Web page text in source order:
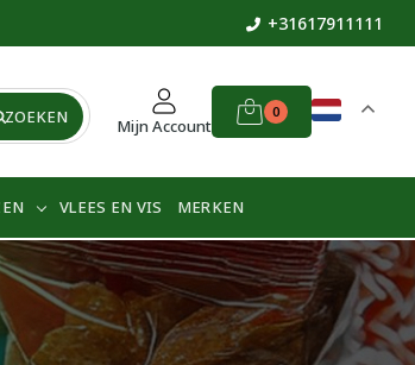
+31617911111
ZOEKEN Mijn Account
0
VLEES EN VIS MERKEN